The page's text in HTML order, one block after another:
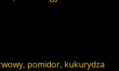
pomidor, kukurydza